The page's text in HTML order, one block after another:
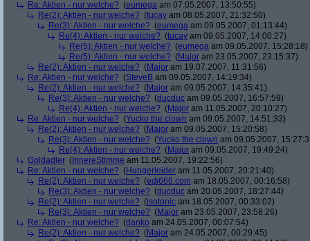
Re: Aktien - nur welche? (eumega am 07.05.2007, 13:50:55)
Re(2): Aktien - nur welche? (tucay am 08.05.2007, 21:32:50)
Re(3): Aktien - nur welche? (eumega am 09.05.2007, 01:13:44)
Re(4): Aktien - nur welche? (tucay am 09.05.2007, 14:00:27)
Re(5): Aktien - nur welche? (eumega am 09.05.2007, 15:28:18)
Re(5): Aktien - nur welche? (Major am 23.05.2007, 23:15:37)
Re(2): Aktien - nur welche? (Major am 19.07.2007, 11:31:56)
Re: Aktien - nur welche? (SteveB am 09.05.2007, 14:19:34)
Re(2): Aktien - nur welche? (Major am 09.05.2007, 14:35:41)
Re(3): Aktien - nur welche? (ducduc am 09.05.2007, 16:57:59)
Re(4): Aktien - nur welche? (Major am 11.05.2007, 20:10:27)
Re: Aktien - nur welche? (Yucko the clown am 09.05.2007, 14:51:33)
Re(2): Aktien - nur welche? (Major am 09.05.2007, 15:20:58)
Re(3): Aktien - nur welche? (Yucko the clown am 09.05.2007,
Re(4): Aktien - nur welche? (Major am 09.05.2007, 19:49:24)
Goldadler ( InnereStimme am 11.05.2007, 19:22:56)
Re: Aktien - nur welche? (Hungerleider am 11.05.2007, 20:21:40)
Re(2): Aktien - nur welche? (edi666.com am 18.05.2007, 00:16:58)
Re(3): Aktien - nur welche? (ducduc am 20.05.2007, 18:27:44)
Re(2): Aktien - nur welche? (isotonic am 18.05.2007, 00:33:02)
Re(3): Aktien - nur welche? (Major am 23.05.2007, 23:58:26)
Re: Aktien - nur welche? (danko am 24.05.2007, 00:07:54)
Re(2): Aktien - nur welche? (Major am 24.05.2007, 00:29:45)